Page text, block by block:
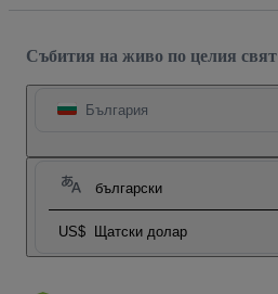
Събития на живо по целия свят
България
български
US$ Щатски долар